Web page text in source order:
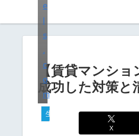
【賃貸マンシ
成功した対策と
生活
e
l
s
c
o
m
X